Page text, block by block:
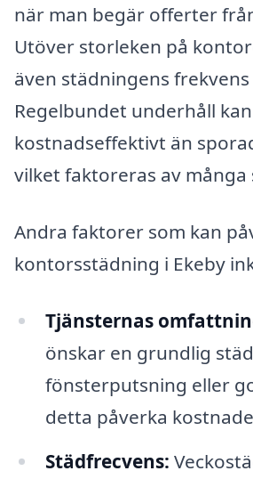
när man begär offerter
Utöver storleken på
även städningens
Regelbundet underhåll
kostnadseffektivt än
vilket faktoreras av
Andra faktorer som kan
kontorsstädning i Ekeby
Tjänsternas
önskar en grundlig
fönsterputsning eller
detta påverka
Städfrecvens: